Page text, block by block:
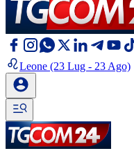
Leone (23 Lug - 23 Ago)